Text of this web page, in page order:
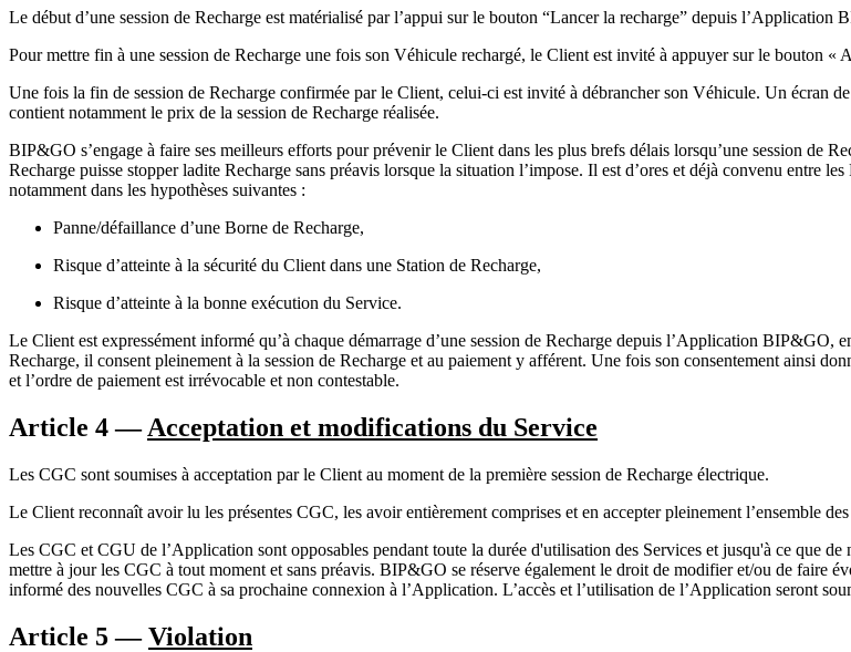
Le début d’une session de Recharge est matérialisé par l’appui sur le bouton “Lancer la recharge” depuis
Pour mettre fin à une session de Recharge une fois son Véhicule rechargé, le Client est invité à appuyer sur le bouton «
Une fois la fin de session de Recharge confirmée par le Client, celui-ci est invité à débrancher son Véhicule. Un écran
contient notamment le prix de la session de Recharge réalisée.
BIP&GO s’engage à faire ses meilleurs efforts pour prévenir le Client dans les plus brefs délais lorsqu’une session de
Recharge puisse stopper ladite Recharge sans préavis lorsque la situation l’impose. Il est d’ores et déjà convenu entre
notamment dans les hypothèses suivantes :
Panne/défaillance d’une Borne de Recharge,
Risque d’atteinte à la sécurité du Client dans une Station de Recharge,
Risque d’atteinte à la bonne exécution du Service.
Le Client est expressément informé qu’à chaque démarrage d’une session de Recharge depuis l’Application BIP&GO,
Recharge, il consent pleinement à la session de Recharge et au paiement y afférent. Une fois son consentement ainsi
et l’ordre de paiement est irrévocable et non contestable.
Article 4 —Acceptation et modifications du Service
Les CGC sont soumises à acceptation par le Client au moment de la première session de Recharge électrique.
Le Client reconnaît avoir lu les présentes CGC, les avoir entièrement comprises et en accepter pleinement l’ensemble
Les CGC et CGU de l’Application sont opposables pendant toute la durée d'utilisation des Services et jusqu'à ce que
mettre à jour les CGC à tout moment et sans préavis. BIP&GO se réserve également le droit de modifier et/ou de faire
informé des nouvelles CGC à sa prochaine connexion à l’Application. L’accès et l’utilisation de l’Application seront
Article 5 —Violation